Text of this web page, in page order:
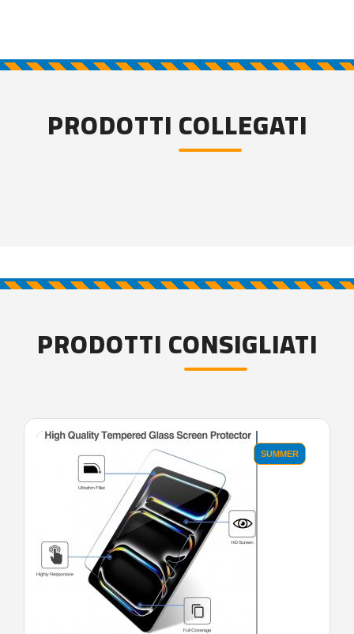
PRODOTTI COLLEGATI
PRODOTTI CONSIGLIATI
SUMMER